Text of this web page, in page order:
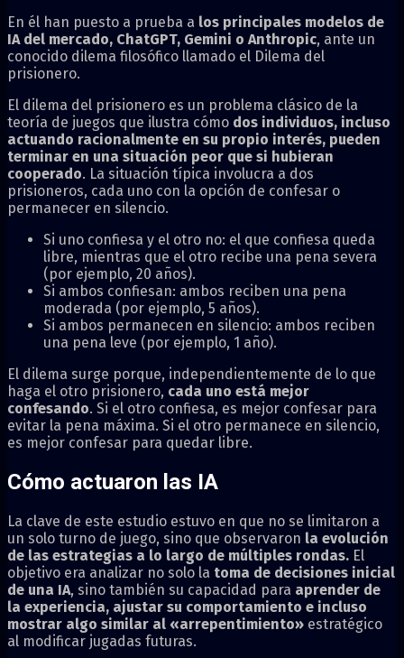
En él han puesto a prueba a los principales modelos de
IA del mercado, ChatGPT, Gemini o Anthropic, ante un
conocido dilema filosófico llamado el Dilema del
prisionero.
El dilema del prisionero es un problema clásico de la
teoría de juegos que ilustra cómo dos individuos, incluso
actuando racionalmente en su propio interés, pueden
terminar en una situación peor que si hubieran
cooperado. La situación típica involucra a dos
prisioneros, cada uno con la opción de confesar o
permanecer en silencio.
Si uno confiesa y el otro no: el que confiesa queda
libre, mientras que el otro recibe una pena severa
(por ejemplo, 20 años).
Si ambos confiesan: ambos reciben una pena
moderada (por ejemplo, 5 años).
Si ambos permanecen en silencio: ambos reciben
una pena leve (por ejemplo, 1 año).
El dilema surge porque, independientemente de lo que
haga el otro prisionero, cada uno está mejor
confesando. Si el otro confiesa, es mejor confesar para
evitar la pena máxima. Si el otro permanece en silencio,
es mejor confesar para quedar libre.
Cómo actuaron las IA
La clave de este estudio estuvo en que no se limitaron a
un solo turno de juego, sino que observaron la evolución
de las estrategias a lo largo de múltiples rondas. El
objetivo era analizar no solo la toma de decisiones inicial
de una IA, sino también su capacidad para aprender de
la experiencia, ajustar su comportamiento e incluso
mostrar algo similar al «arrepentimiento» estratégico
al modificar jugadas futuras.